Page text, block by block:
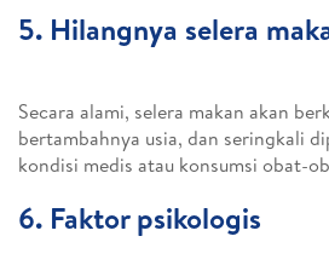
5. Hilangnya selera
Secara alami, selera makan akan
bertambahnya usia, dan seringkali
kondisi medis atau konsumsi obat-
6. Faktor psikologis